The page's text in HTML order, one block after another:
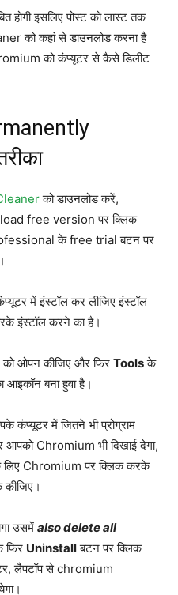
होगी इसलिए पोस्ट को लास्ट तक
को कहां से डाउनलोड करना है
को कंप्यूटर से कैसे डिलीट
को डाउनलोड करें,
free version पर क्लिक
के free trial बटन पर
में इंस्टॉल कर लीजिए इंस्टॉल
इंस्टॉल करने का है।
को ओपन कीजिए और फिर Toolsके
आइकॉन बना हुवा है।
कंप्यूटर में जितने भी प्रोग्राम
आपको Chromium भी दिखाई देगा,
Chromium पर क्लिक करके
उसमें also delete all
फिर Uninstallबटन पर क्लिक
लैपटॉप से chromium